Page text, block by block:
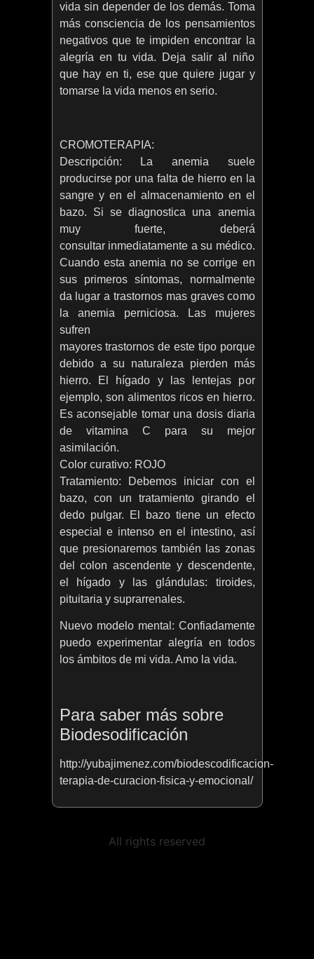
vida sin depender de los demás. Toma
más consciencia de los pensamientos
negativos que te impiden encontrar la
alegría en tu vida. Deja salir al niño
que hay en ti, ese que quiere jugar y
tomarse la vida menos en serio.
CROMOTERAPIA:
Descripción: La anemia suele
producirse por una falta de hierro en la
sangre y en el almacenamiento en el
bazo. Si se diagnostica una anemia
muy fuerte, deberá
consultar inmediatamente a su médico.
Cuando esta anemia no se corrige en
sus primeros síntomas, normalmente
da lugar a trastornos mas graves como
la anemia perniciosa. Las mujeres
sufren
mayores trastornos de este tipo porque
debido a su naturaleza pierden más
hierro. El hígado y las lentejas por
ejemplo, son alimentos ricos en hierro.
Es aconsejable tomar una dosis diaria
de vitamina C para su mejor
asimilación.
Color curativo: ROJO
Tratamiento: Debemos iniciar con el
bazo, con un tratamiento girando el
dedo pulgar. El bazo tiene un efecto
especial e intenso en el intestino, así
que presionaremos también las zonas
del colon ascendente y descendente,
el hígado y las glándulas: tiroides,
pituitaria y suprarrenales.
Nuevo modelo mental: Confiadamente
puedo experimentar alegría en todos
los ámbitos de mi vida. Amo la vida.
Para saber más sobre
Biodesodificación
http://yubajimenez.com/biodescodificacion-
terapia-de-curacion-fisica-y-emocional/
All rights reserved